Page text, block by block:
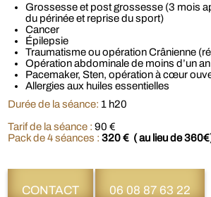
Grossesse et post grossesse (3 mois après si rééducation
du périnée et reprise du sport)
Cancer
Épilepsie
Traumatisme ou opération Crânienne
Opération abdominale de moins d’un an
Pacemaker, Sten, opération à cœur
Allergies aux huiles essentielles
Durée de la séance: 1 h20
Tarif de la séance : 90 €
Pack de 4 séances : 320 € ( au lieu de
CONTACT 06 08 87 63 22